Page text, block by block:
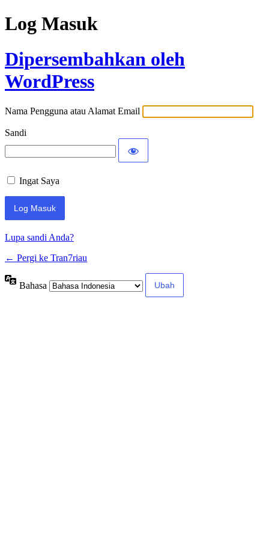
Log Masuk
Dipersembahkan oleh
WordPress
Nama Pengguna atau Alamat Email
Sandi
Ingat Saya
Lupa sandi Anda?
← Pergi ke Tran7riau
Bahasa